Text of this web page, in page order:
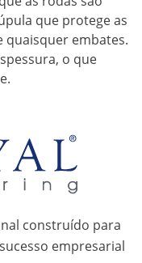
que protege as
quaisquer embates.
o que
construído para
empresarial